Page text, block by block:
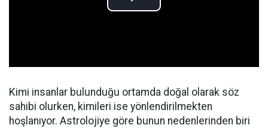
Kimi insanlar bulunduğu ortamda doğal olarak söz
sahibi olurken, kimileri ise yönlendirilmekten
hoşlanıyor. Astrolojiye göre bunun nedenlerinden biri